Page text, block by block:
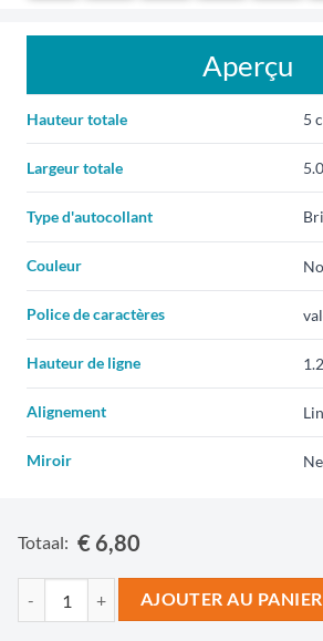
Aperçu
Hauteur totale
Largeur totale
Type d'autocollant
Couleur
Police de caractères
Hauteur de ligne
Alignement
Miroir
Totaal: € 6,80
AJOUTER AU PANIER